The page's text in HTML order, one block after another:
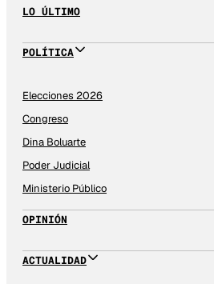
LO ÚLTIMO
POLÍTICA
Elecciones 2026
Congreso
Dina Boluarte
Poder Judicial
Ministerio Público
OPINIÓN
ACTUALIDAD